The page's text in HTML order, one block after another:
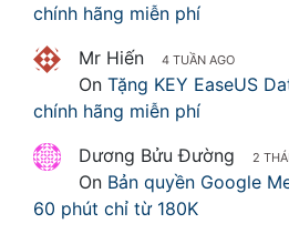
chính hãng miễn phí
Mr Hiến
4 TUẦN AGO
On Tặng KEY EaseUS
chính hãng miễn phí
Dương Bửu Đường
2
On Bản quyền Google
60 phút chỉ từ 180K